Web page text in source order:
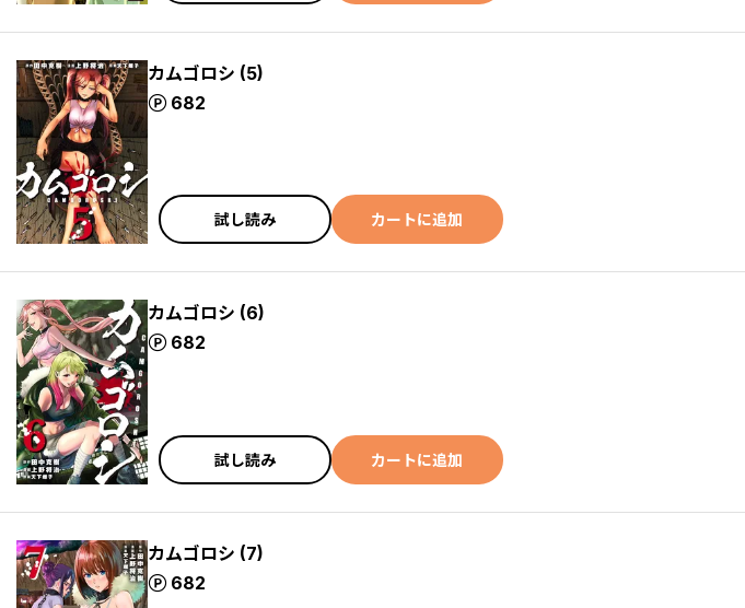
カムゴロシ (5)
682
ポイント
試し読み カートに追加
カムゴロシ (6)
682
ポイント
試し読み カートに追加
カムゴロシ (7)
682
ポイント